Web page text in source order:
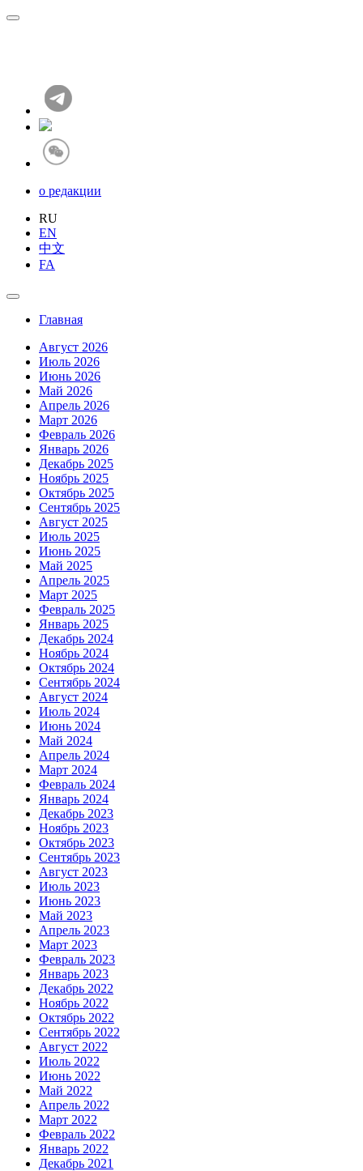
о редакции
RU
EN
中文
FA
Главная
Август 2026
Июль 2026
Июнь 2026
Май 2026
Апрель 2026
Март 2026
Февраль 2026
Январь 2026
Декабрь 2025
Ноябрь 2025
Октябрь 2025
Сентябрь 2025
Август 2025
Июль 2025
Июнь 2025
Май 2025
Апрель 2025
Март 2025
Февраль 2025
Январь 2025
Декабрь 2024
Ноябрь 2024
Октябрь 2024
Сентябрь 2024
Август 2024
Июль 2024
Июнь 2024
Май 2024
Апрель 2024
Март 2024
Февраль 2024
Январь 2024
Декабрь 2023
Ноябрь 2023
Октябрь 2023
Сентябрь 2023
Август 2023
Июль 2023
Июнь 2023
Май 2023
Апрель 2023
Март 2023
Февраль 2023
Январь 2023
Декабрь 2022
Ноябрь 2022
Октябрь 2022
Сентябрь 2022
Август 2022
Июль 2022
Июнь 2022
Май 2022
Апрель 2022
Март 2022
Февраль 2022
Январь 2022
Декабрь 2021